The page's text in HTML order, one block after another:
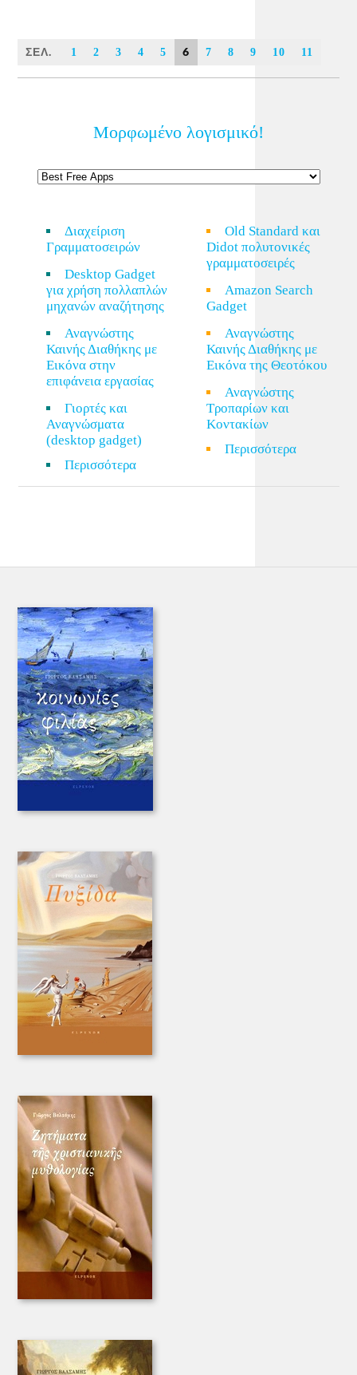
ΣΕΛ. 1 2 3 4 5 6 7 8 9 10 11
Μορφωμένο λογισμικό!
Διαχείριση
Γραμματοσειρών
Desktop Gadget
για χρήση πολλαπλών
μηχανών αναζήτησης
Αναγνώστης
Καινής Διαθήκης με
Εικόνα στην
επιφάνεια εργασίας
Γιορτές και
Αναγνώσματα
(desktop gadget)
Περισσότερα
Old Standard και
Didot πολυτονικές
γραμματοσειρές
Amazon Search
Gadget
Αναγνώστης
Καινής Διαθήκης με
Εικόνα της Θεοτόκου
Αναγνώστης
Τροπαρίων και
Κοντακίων
Περισσότερα